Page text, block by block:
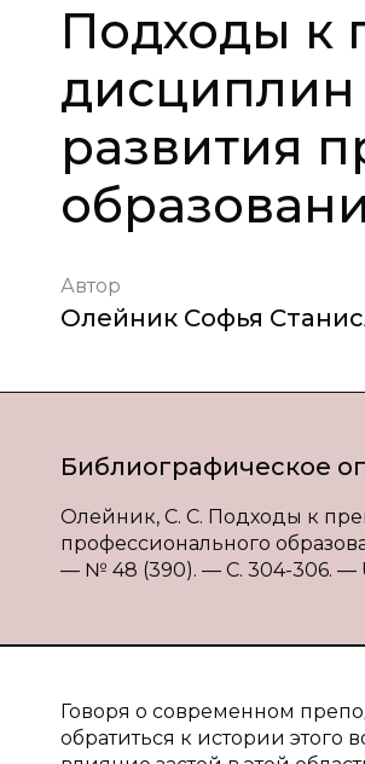
Подходы к
дисциплин
развития
Автор
Олейник Софья
Библиографическое
Олейник, С. С. Подходы к
профессионального
— № 48 (390). — С. 304-306. —
Говоря о современном
обратиться к истории этого